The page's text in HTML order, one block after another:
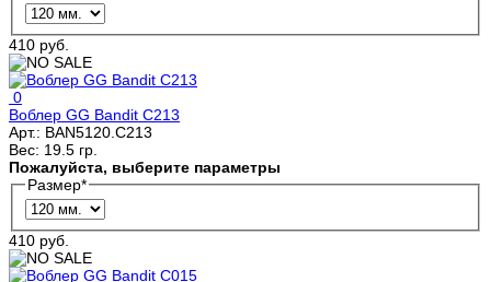
410 руб.
0
Воблер GG Bandit C213
Арт.: BAN5120.C213
Вес: 19.5 гр.
Пожалуйста, выберите параметры
Размер*
410 руб.